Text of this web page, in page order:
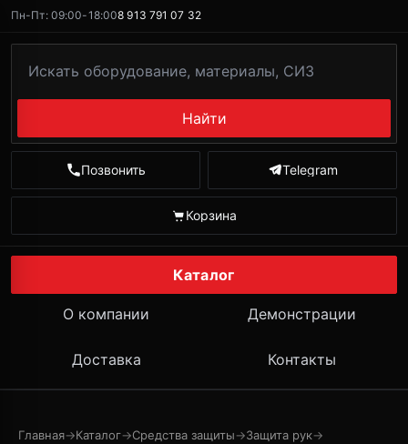
Пн-Пт: 09:00-18:008 913 791 07 32
Найти
Позвонить Telegram
Корзина
Каталог
О компании Демонстрации
Доставка Контакты
Главная→Каталог→Средства защиты→Защита рук→